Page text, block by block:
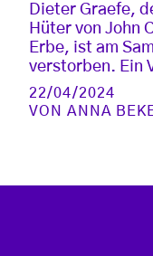
Dieter Graefe,
Hüter von John
Erbe, ist am
verstorben. Ein
22/04/2024
VONANNA